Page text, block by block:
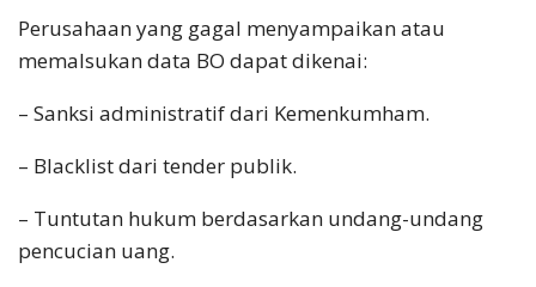
Perusahaan yang gagal menyampaikan atau
memalsukan data BO dapat dikenai:
– Sanksi administratif dari Kemenkumham.
– Blacklist dari tender publik.
– Tuntutan hukum berdasarkan undang-undang
pencucian uang.